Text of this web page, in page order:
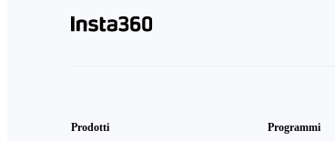
Prodotti Programmi